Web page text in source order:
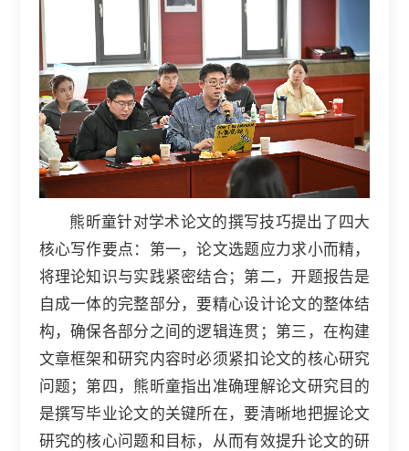
熊昕童针对学术论文的撰写技巧提出了四大
核心写作要点：第一，论文选题应力求小而精，
将理论知识与实践紧密结合；第二，开题报告是
自成一体的完整部分，要精心设计论文的整体结
构，确保各部分之间的逻辑连贯；第三，在构建
文章框架和研究内容时必须紧扣论文的核心研究
问题；第四，熊昕童指出准确理解论文研究目的
是撰写毕业论文的关键所在，要清晰地把握论文
研究的核心问题和目标，从而有效提升论文的研